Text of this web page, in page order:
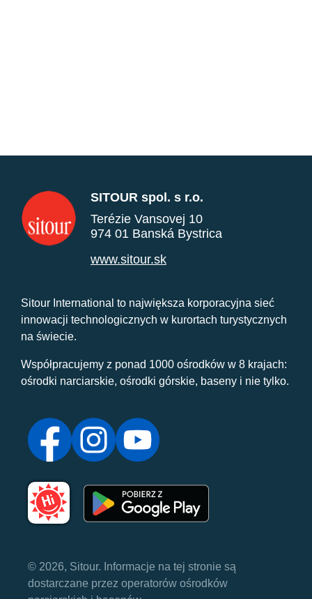
SITOUR spol. s r.o.
Terézie Vansovej 10
974 01 Banská Bystrica
www.sitour.sk
Sitour International to największa korporacyjna sieć
innowacji technologicznych w kurortach turystycznych
na świecie.
Współpracujemy z ponad 1000 ośrodków w 8 krajach:
ośrodki narciarskie, ośrodki górskie, baseny i nie tylko.
© 2026, Sitour. Informacje na tej stronie są
dostarczane przez operatorów ośrodków